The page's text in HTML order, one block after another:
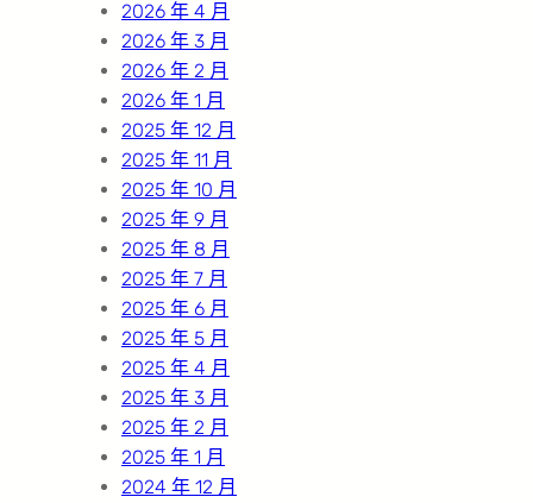
2026 年 4 月
2026 年 3 月
2026 年 2 月
2026 年 1 月
2025 年 12 月
2025 年 11 月
2025 年 10 月
2025 年 9 月
2025 年 8 月
2025 年 7 月
2025 年 6 月
2025 年 5 月
2025 年 4 月
2025 年 3 月
2025 年 2 月
2025 年 1 月
2024 年 12 月